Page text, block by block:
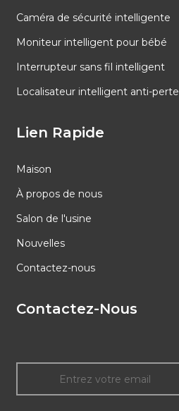
Caméra de sécurité intelligente
Moniteur intelligent pour bébé
Interrupteur sans fil intelligent
Localisateur intelligent anti-perte
Lien Rapide
Maison
À propos de nous
Salon de l'usine
Nouvelles
Contactez-nous
Contactez-Nous